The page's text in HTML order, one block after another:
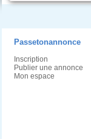
Passetonannonce
Inscription
Publier une annonce
Mon espace